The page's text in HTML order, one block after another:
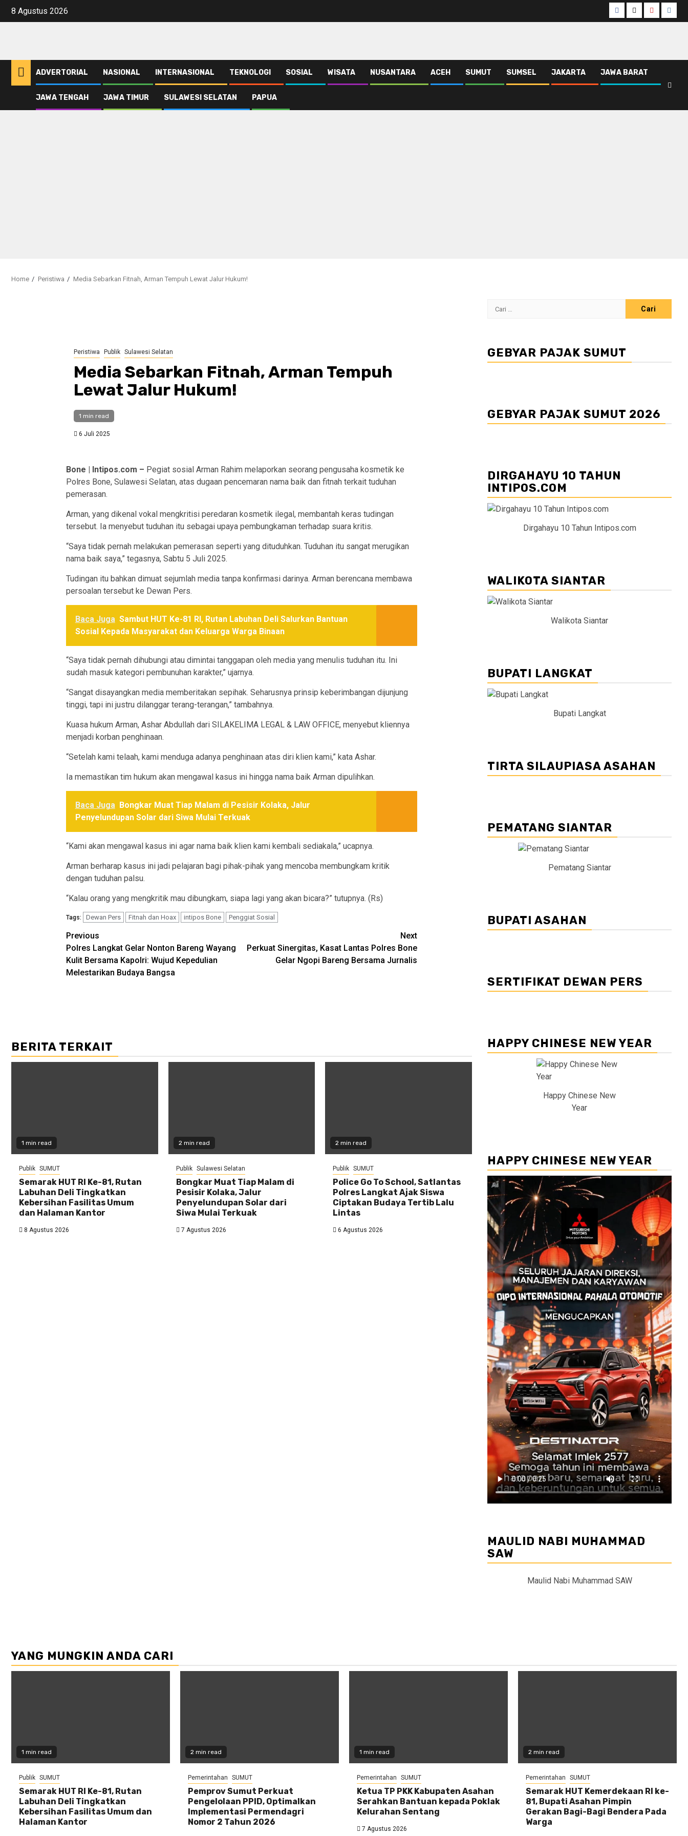
Skip
8 Agustus 2026 Facebook
TwitterYoutube
ADVERTORIAL NASIONAL INTERNASIONAL TEKNOLOGI SOSIAL WISATA NUSANTARA ACEH SUMUT SUMSEL JAKARTA JAWA BARAT
JAWA TENGAH JAWA TIMUR SULAWESI SELATAN PAPUA
Home Peristiwa Media Sebarkan Fitnah, Arman Tempuh Lewat Jalur Hukum!
Peristiwa Publik Sulawesi Selatan
Media Sebarkan Fitnah, Arman Tempuh
Lewat Jalur Hukum!
1 min read
6 Juli 2025
Bone | Intipos.com – Pegiat sosial Arman Rahim melaporkan seorang pengusaha kosmetik ke
Polres Bone, Sulawesi Selatan, atas dugaan pencemaran nama baik dan fitnah terkait tuduhan
pemerasan.
Arman, yang dikenal vokal mengkritisi peredaran kosmetik ilegal, membantah keras tudingan
tersebut. Ia menyebut tuduhan itu sebagai upaya pembungkaman terhadap suara kritis.
“Saya tidak pernah melakukan pemerasan seperti yang dituduhkan. Tuduhan itu sangat merugikan
nama baik saya,” tegasnya, Sabtu 5 Juli 2025.
Tudingan itu bahkan dimuat sejumlah media tanpa konfirmasi darinya. Arman berencana membawa
persoalan tersebut ke Dewan Pers.
Baca Juga Sambut HUT Ke-81 RI, Rutan Labuhan Deli Salurkan Bantuan
Sosial Kepada Masyarakat dan Keluarga Warga Binaan
“Saya tidak pernah dihubungi atau dimintai tanggapan oleh media yang menulis tuduhan itu. Ini
sudah masuk kategori pembunuhan karakter,” ujarnya.
“Sangat disayangkan media memberitakan sepihak. Seharusnya prinsip keberimbangan dijunjung
tinggi, tapi ini justru dilanggar terang-terangan,” tambahnya.
Kuasa hukum Arman, Ashar Abdullah dari SILAKELIMA LEGAL & LAW OFFICE, menyebut kliennya
menjadi korban penghinaan.
“Setelah kami telaah, kami menduga adanya penghinaan atas diri klien kami,” kata Ashar.
Ia memastikan tim hukum akan mengawal kasus ini hingga nama baik Arman dipulihkan.
Baca Juga Bongkar Muat Tiap Malam di Pesisir Kolaka, Jalur
Penyelundupan Solar dari Siwa Mulai Terkuak
“Kami akan mengawal kasus ini agar nama baik klien kami kembali sediakala,” ucapnya.
Arman berharap kasus ini jadi pelajaran bagi pihak-pihak yang mencoba membungkam kritik
dengan tuduhan palsu.
“Kalau orang yang mengkritik mau dibungkam, siapa lagi yang akan bicara?” tutupnya. (Rs)
Tags: Dewan Pers Fitnah dan Hoax intipos Bone Penggiat Sosial
Post
navigation
Previous
Polres Langkat Gelar Nonton Bareng Wayang
Kulit Bersama Kapolri: Wujud Kepedulian
Melestarikan Budaya Bangsa
Next
Perkuat Sinergitas, Kasat Lantas Polres Bone
Gelar Ngopi Bareng Bersama Jurnalis
BERITA TERKAIT
1 min read
Publik SUMUT
Semarak HUT RI Ke-81, Rutan
Labuhan Deli Tingkatkan
Kebersihan Fasilitas Umum
dan Halaman Kantor
8 Agustus 2026
2 min read
Publik Sulawesi Selatan
Bongkar Muat Tiap Malam di
Pesisir Kolaka, Jalur
Penyelundupan Solar dari
Siwa Mulai Terkuak
7 Agustus 2026
2 min read
Publik SUMUT
Police Go To School, Satlantas
Polres Langkat Ajak Siswa
Ciptakan Budaya Tertib Lalu
Lintas
6 Agustus 2026
Cari
GEBYAR PAJAK SUMUT
GEBYAR PAJAK SUMUT 2026
DIRGAHAYU 10 TAHUN
INTIPOS.COM
Dirgahayu 10 Tahun Intipos.com
WALIKOTA SIANTAR
Walikota Siantar
BUPATI LANGKAT
Bupati Langkat
TIRTA SILAUPIASA ASAHAN
PEMATANG SIANTAR
Pematang Siantar
BUPATI ASAHAN
SERTIFIKAT DEWAN PERS
HAPPY CHINESE NEW YEAR
Happy Chinese New
Year
HAPPY CHINESE NEW YEAR
MAULID NABI MUHAMMAD
SAW
Maulid Nabi Muhammad SAW
YANG MUNGKIN ANDA CARI
1 min read
Publik SUMUT
Semarak HUT RI Ke-81, Rutan
Labuhan Deli Tingkatkan
Kebersihan Fasilitas Umum dan
Halaman Kantor
2 min read
Pemerintahan SUMUT
Pemprov Sumut Perkuat
Pengelolaan PPID, Optimalkan
Implementasi Permendagri
Nomor 2 Tahun 2026
1 min read
Pemerintahan SUMUT
Ketua TP PKK Kabupaten Asahan
Serahkan Bantuan kepada Poklak
Kelurahan Sentang
7 Agustus 2026
2 min read
Pemerintahan SUMUT
Semarak HUT Kemerdekaan RI ke-
81, Bupati Asahan Pimpin
Gerakan Bagi-Bagi Bendera Pada
Warga